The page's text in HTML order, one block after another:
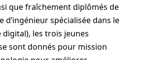
que fraîchement diplômés de
d’ingénieur spécialisée dans le
les trois jeunes
sont donnés pour mission